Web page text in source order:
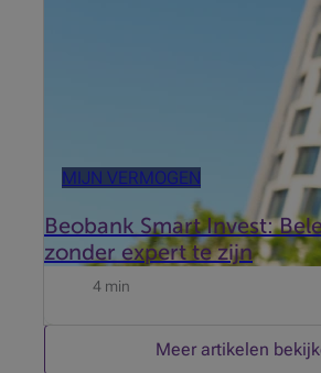
MIJN VERMOGEN
Beobank Smart Invest:
zonder expert te zijn
4 min
Meer artikelen